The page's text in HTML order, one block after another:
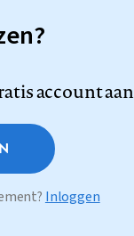
account aan
Inloggen